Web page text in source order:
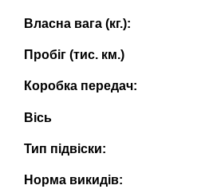
Власна вага (кг.):
Пробіг (тис. км.)
Коробка передач:
Вісь
Тип підвіски:
Норма викидів: